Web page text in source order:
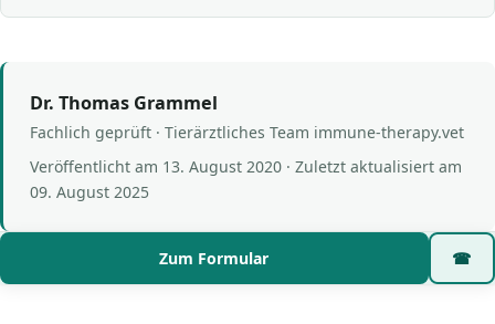
Dr. Thomas Grammel
Fachlich geprüft · Tierärztliches Team immune-therapy.vet
Veröffentlicht am 13. August 2020 · Zuletzt aktualisiert am
09. August 2025
Zum Formular ☎